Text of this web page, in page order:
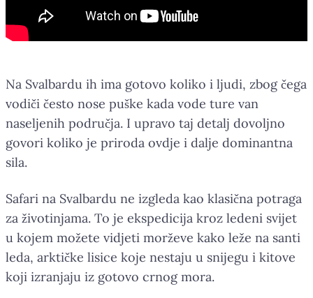
Na Svalbardu ih ima gotovo koliko i ljudi, zbog čega
vodiči često nose puške kada vode ture van
naseljenih područja. I upravo taj detalj dovoljno
govori koliko je priroda ovdje i dalje dominantna
sila.
Safari na Svalbardu ne izgleda kao klasična potraga
za životinjama. To je ekspedicija kroz ledeni svijet
u kojem možete vidjeti morževe kako leže na santi
leda, arktičke lisice koje nestaju u snijegu i kitove
koji izranjaju iz gotovo crnog mora.